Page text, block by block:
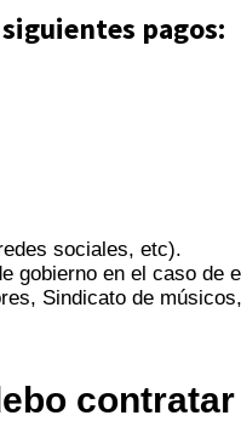
pagos:
sociales, etc).
gobierno en el caso de
Sindicato de